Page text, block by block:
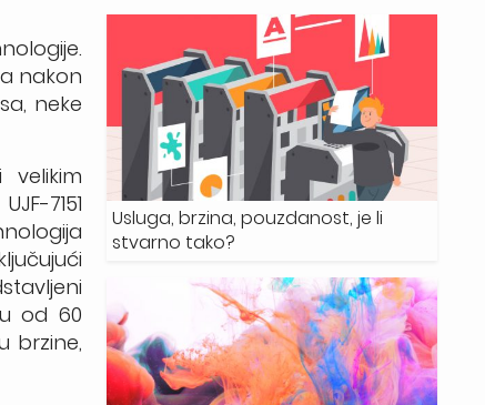
nakon
neke
velikim
7151
od 60
brzine,
Usluga, brzina, pouzdanost, je li
stvarno tako?